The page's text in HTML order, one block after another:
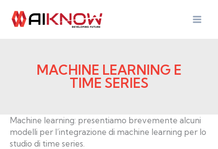
contenuto
MACHINE LEARNING E
TIME SERIES
Machine learning: presentiamo brevemente alcuni
modelli per l’integrazione di machine learning per lo
studio di time series.